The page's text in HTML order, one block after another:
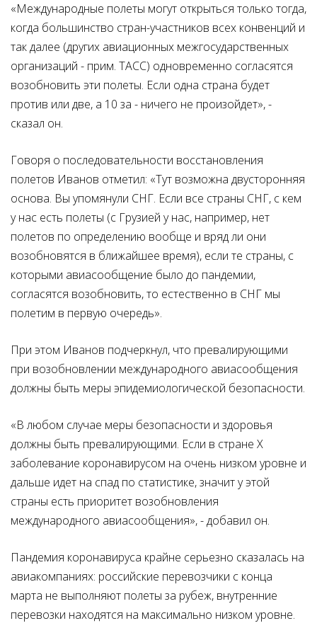
«Международные полеты могут открыться только тогда,
когда большинство стран-участников всех конвенций и
так далее (других авиационных межгосударственных
организаций - прим. ТАСС) одновременно согласятся
возобновить эти полеты. Если одна страна будет
против или две, а 10 за - ничего не произойдет», -
сказал он.
Говоря о последовательности восстановления
полетов Иванов отметил: «Тут возможна двусторонняя
основа. Вы упомянули СНГ. Если все страны СНГ, с кем
у нас есть полеты (с Грузией у нас, например, нет
полетов по определению вообще и вряд ли они
возобновятся в ближайшее время), если те страны, с
которыми авиасообщение было до пандемии,
согласятся возобновить, то естественно в СНГ мы
полетим в первую очередь».
При этом Иванов подчеркнул, что превалирующими
при возобновлении международного авиасообщения
должны быть меры эпидемиологической безопасности.
«В любом случае меры безопасности и здоровья
должны быть превалирующими. Если в стране X
заболевание коронавирусом на очень низком уровне и
дальше идет на спад по статистике, значит у этой
страны есть приоритет возобновления
международного авиасообщения», - добавил он.
Пандемия коронавируса крайне серьезно сказалась на
авиакомпаниях: российские перевозчики с конца
марта не выполняют полеты за рубеж, внутренние
перевозки находятся на максимально низком уровне.